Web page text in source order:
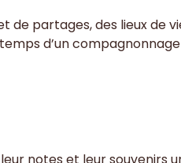
de partages, des lieux de
d’un
notes et leur souvenirs